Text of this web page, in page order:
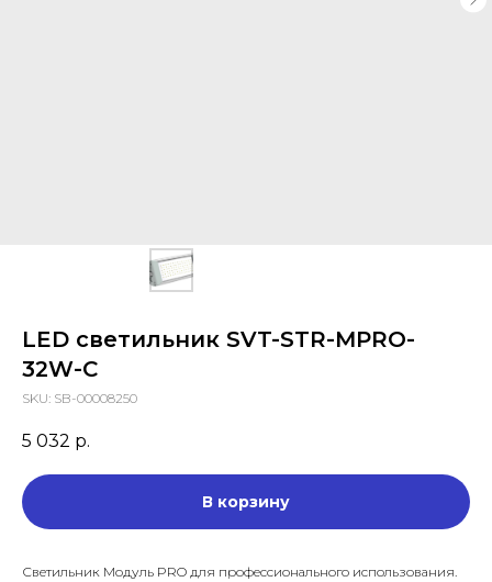
LED светильник SVT-STR-MPRO-
32W-C
SKU: SB-00008250
5 032 р.
В корзину
Светильник Модуль PRO для профессионального использования.